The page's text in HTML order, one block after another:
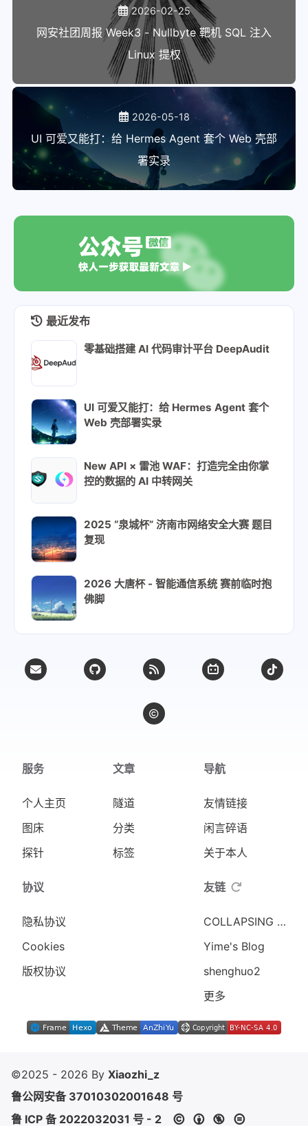
2026-02-25
网安社团周报 Week3 - Nullbyte 靶机 SQL 注入
Linux 提权
2026-05-18
UI 可爱又能打：给 Hermes Agent 套个 Web 壳部
署实录
最近发布
零基础搭建 AI 代码审计平台 DeepAudit
UI 可爱又能打：给 Hermes Agent 套个
Web 壳部署实录
New API × 雷池 WAF：打造完全由你掌
控的数据的 AI 中转网关
2025 “泉城杯” 济南市网络安全大赛 题目
复现
2026 大唐杯 - 智能通信系统 赛前临时抱
佛脚
服务
个人主页
图床
探针
文章
隧道
分类
标签
导航
友情链接
闲言碎语
关于本人
协议
隐私协议
Cookies
版权协议
友链
COLLAPSING WORLD
Yime's Blog
shenghuo2
更多
©2025 - 2026 By Xiaozhi_z
鲁公网安备 37010302001648 号
鲁 ICP 备 2022032031 号 - 2